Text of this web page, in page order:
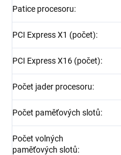
Patice procesoru:
PCI Express X1 (počet):
PCI Express X16 (počet):
Počet jader procesoru:
Počet paměťových slotů:
Počet volných
paměťových slotů: